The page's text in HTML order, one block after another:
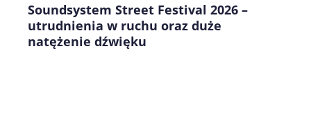
Soundsystem Street Festival 2026 –
utrudnienia w ruchu oraz duże
natężenie dźwięku